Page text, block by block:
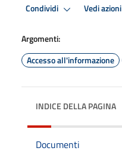
Condividi Vedi azioni
Argomenti:
Accesso all'informazione
INDICE DELLA PAGINA
Documenti